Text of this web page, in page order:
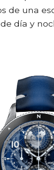
de una
día y